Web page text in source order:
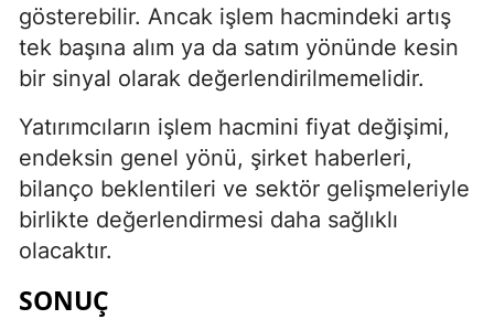
gösterebilir. Ancak işlem hacmindeki artış
tek başına alım ya da satım yönünde kesin
bir sinyal olarak değerlendirilmemelidir.
Yatırımcıların işlem hacmini fiyat değişimi,
endeksin genel yönü, şirket haberleri,
bilanço beklentileri ve sektör gelişmeleriyle
birlikte değerlendirmesi daha sağlıklı
olacaktır.
SONUÇ